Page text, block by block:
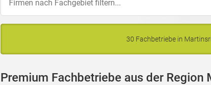
30 Fachbetriebe in
Premium Fachbetriebe aus der Region